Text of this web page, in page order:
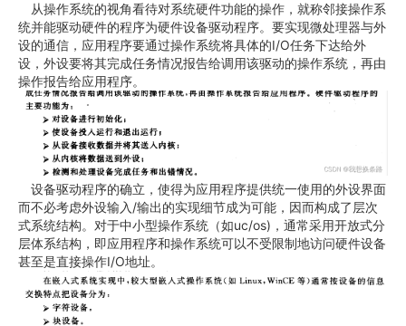
从操作系统的视角看待对系统硬件功能的操作，就称邻接操作系
统并能驱动硬件的程序为硬件设备驱动程序。要实现微处理器与外
设的通信，应用程序要通过操作系统将具体的I/O任务下达给外
设，外设要将其完成任务情况报告给调用该驱动的操作系统，再由
操作报告给应用程序。
设备驱动程序的确立，使得为应用程序提供统一使用的外设界面
而不必考虑外设输入/输出的实现细节成为可能，因而构成了层次
式系统结构。对于中小型操作系统（如uc/os)，通常采用开放式分
层体系结构，即应用程序和操作系统可以不受限制地访问硬件设备
甚至是直接操作I/O地址。